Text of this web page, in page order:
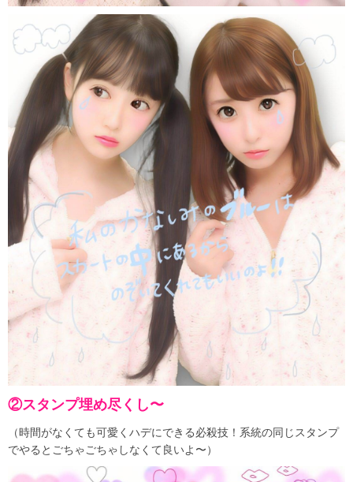
②スタンプ埋め尽くし〜
（時間がなくても可愛くハデにできる必殺技！系統の同じスタンプ
でやるとごちゃごちゃしなくて良いよ〜）